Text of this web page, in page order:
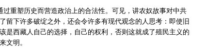
重塑历史而营造政治上的合法性。可见，讲农奴故事对中共
留下许多破绽之外，还会令许多有现代观念的人思考：即使旧
是西藏人自己的选择，自己的权利，否则这就成了殖民主义的
文明。